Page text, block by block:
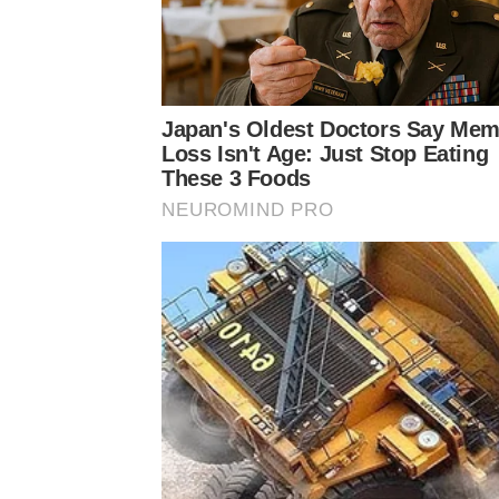
Japan's Oldest Doctors Say
Loss Isn't Age: Just Stop Eating
These 3 Foods
NEUROMIND PRO